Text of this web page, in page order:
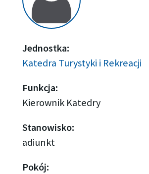
Jednostka:
Katedra Turystyki i Rekreacji
Funkcja:
Kierownik Katedry
Stanowisko:
adiunkt
Pokój: